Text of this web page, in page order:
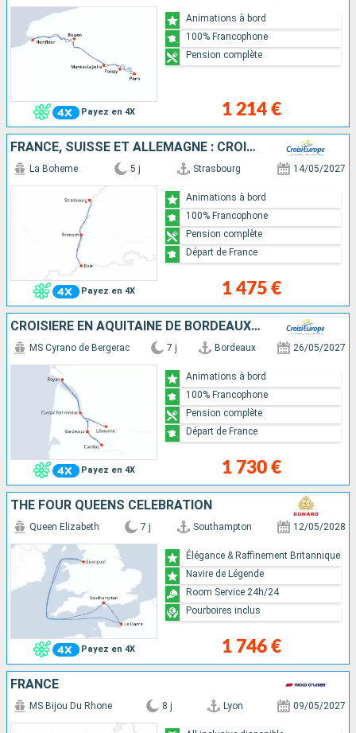
Payez en 4X 1 214 €
Animations à bord
100% Francophone
Pension complète
FRANCE, SUISSE ET ALLEMAGNE : CROISIÈRE SUR LE RHIN VERS LA RÉGION DES 3 PAYS ET VOYAGE À BORD DU TRAIN "GLACIER EXPRESS"
Payez en 4X
La Boheme 5 j Strasbourg 14/05/2027
1 475 €
Animations à bord
100% Francophone
Pension complète
Départ de France
CROISIÈRE EN AQUITAINE DE BORDEAUX À ROYAN, L'ESTUAIRE DE LA GIRONDE, LA GARONNE ET LA DORDOGNE (FORMULE PORT-PORT)
Payez en 4X
MS Cyrano de Bergerac 7 j Bordeaux 26/05/2027
1 730 €
Animations à bord
100% Francophone
Pension complète
Départ de France
THE FOUR QUEENS CELEBRATION
Payez en 4X
Queen Elizabeth 7 j Southampton 12/05/2028
1 746 €
Élégance & Raffinement Britannique
Navire de Légende
Room Service 24h/24
Pourboires inclus
FRANCE
MS Bijou Du Rhone 8 j Lyon 09/05/2027